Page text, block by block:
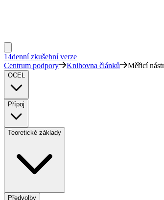
14denní zkušební verze
Centrum podpory
Knihovna článků Měřicí
OCEL
Přípoj
Teoretické základy
Předvolby